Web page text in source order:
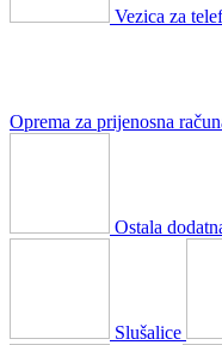
Vezica za
Oprema za prijenosna
Ostala
Slušalice